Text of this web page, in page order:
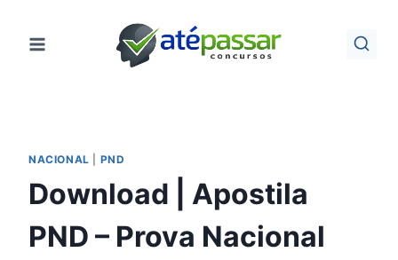
para
NACIONAL PND
Download | Apostila
PND – Prova Nacional